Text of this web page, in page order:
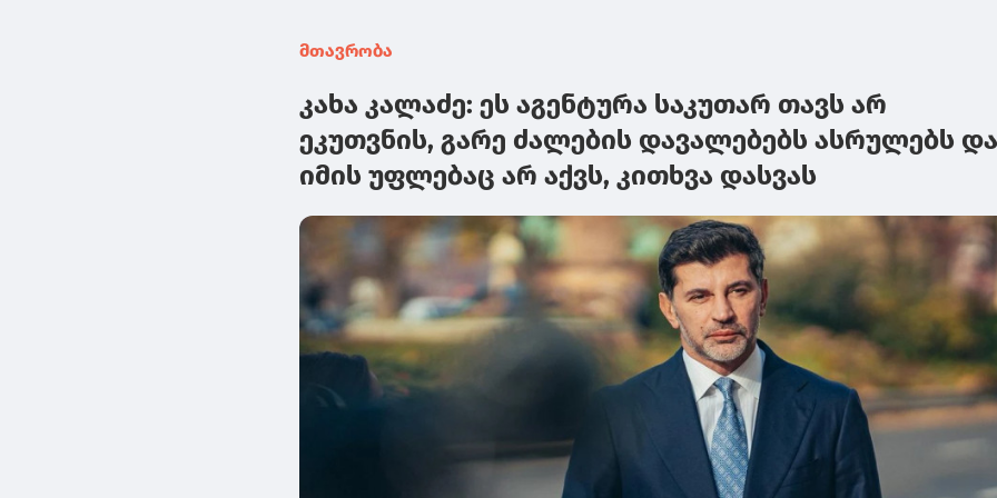
მთავრობა
კახა კალაძე: ეს აგენტურა საკუთარ თავს არ
ეკუთვნის, გარე ძალების დავალებებს ასრულებს
იმის უფლებაც არ აქვს, კითხვა დასვას